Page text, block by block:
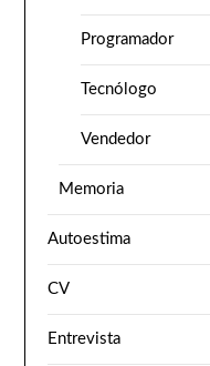
Programador
Tecnólogo
Vendedor
Memoria
Autoestima
CV
Entrevista